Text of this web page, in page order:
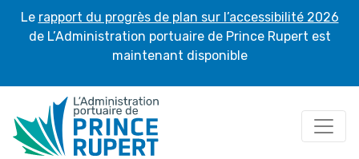
Le rapport du progrès de plan sur l’accessibilité 2026
de L’Administration portuaire de Prince Rupert est
maintenant disponible